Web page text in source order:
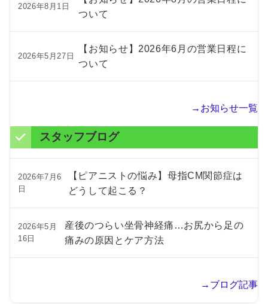
2026年8月1日
ついて
2026年5月27日
【お知らせ】2026年6月の営業日程に
ついて
→お知らせ一覧
スタッフブログ
2026年7月6
日
【ピアニストの悩み】母指CM関節症は
どうして起こる？
2026年5月
16日
産後のつらい坐骨神経痛…お尻から足の
痛みの原因とケア方法
→ブログ記事